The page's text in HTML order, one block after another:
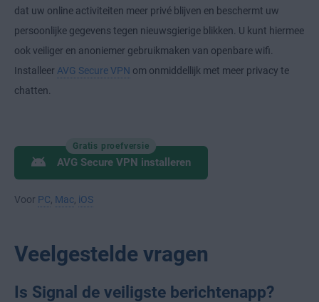
dat uw online activiteiten meer privé blijven en beschermt uw
persoonlijke gegevens tegen nieuwsgierige blikken. U kunt hiermee
ook veiliger en anoniemer gebruikmaken van openbare wifi.
Installeer AVG Secure VPN om onmiddellijk met meer privacy te
chatten.
Gratis proefversie
AVG Secure VPN installeren
Voor PC Mac iOS
Veelgestelde vragen
Is Signal de veiligste berichtenapp?